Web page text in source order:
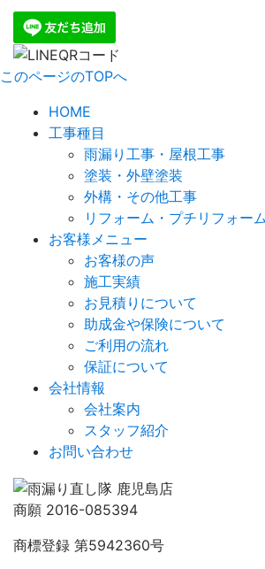
このページのTOPへ
HOME
工事種目
雨漏り工事・屋根工事
塗装・外壁塗装
外構・その他工事
リフォーム・プチリフォー
お客様メニュー
お客様の声
施工実績
お見積りについて
助成金や保険について
ご利用の流れ
保証について
会社情報
会社案内
スタッフ紹介
お問い合わせ
商願 2016-085394
商標登録 第5942360号